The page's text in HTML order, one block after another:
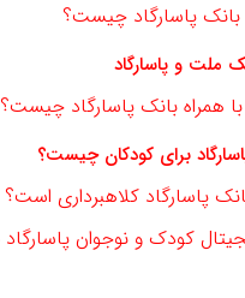
بانک پاسارگاد چیست؟
ملت و پاسارگاد
همراه بانک پاسارگاد چیست؟
برای کودکان چیست؟
پاسارگاد کلاهبرداری است؟
کودک و نوجوان